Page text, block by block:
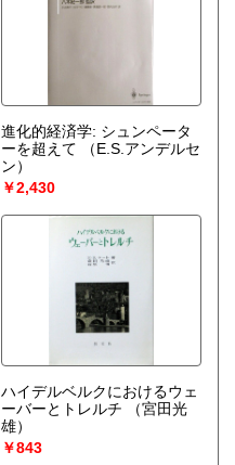
進化的経済学: シュンペータ
ーを超えて
（E.S.アンデルセ
ン）
￥2,430
ハイデルベルクにおけるウェ
ーバーとトレルチ
（宮田光
雄）
￥843